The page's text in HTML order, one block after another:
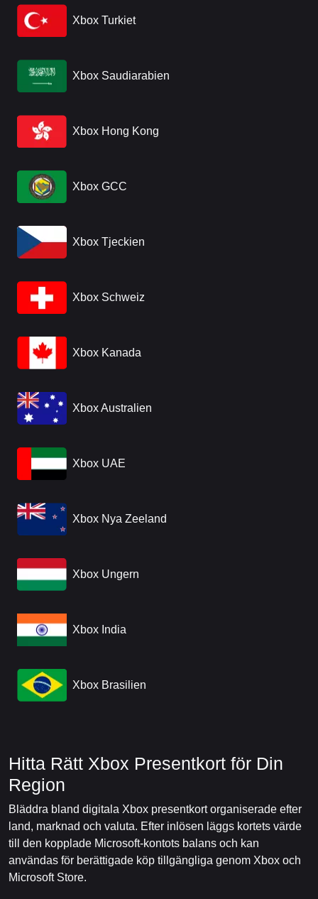
Xbox Turkiet
Xbox Saudiarabien
Xbox Hong Kong
Xbox GCC
Xbox Tjeckien
Xbox Schweiz
Xbox Kanada
Xbox Australien
Xbox UAE
Xbox Nya Zeeland
Xbox Ungern
Xbox India
Xbox Brasilien
Hitta Rätt Xbox Presentkort för Din
Region
Bläddra bland digitala Xbox presentkort organiserade efter
land, marknad och valuta. Efter inlösen läggs kortets värde
till den kopplade Microsoft-kontots balans och kan
användas för berättigade köp tillgängliga genom Xbox och
Microsoft Store.